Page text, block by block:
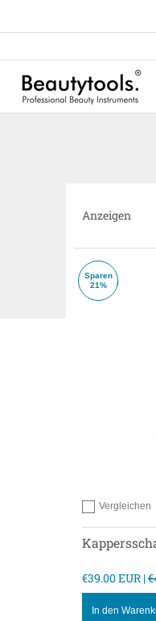
Sets Manicure
Anzeigen
Sparen
21%
Hinzufügen zum
Vergleichen
€39.00 EUR |
In den